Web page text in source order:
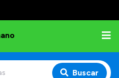
Buscar